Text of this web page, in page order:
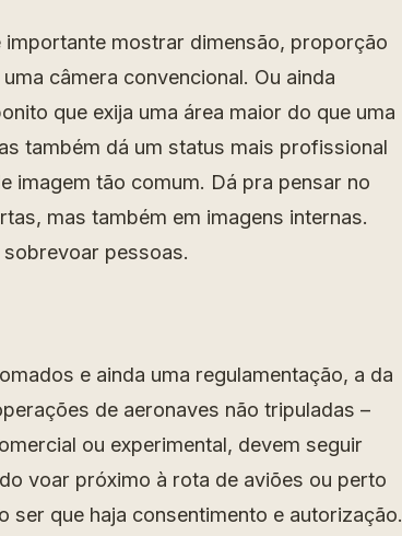
importante mostrar dimensão, proporção
câmera convencional. Ou ainda
que exija uma área maior do que uma
também dá um status mais profissional
imagem tão comum. Dá pra pensar no
mas também em imagens internas.
pessoas.
e ainda uma regulamentação, a da
de aeronaves não tripuladas –
ou experimental, devem seguir
voar próximo à rota de aviões ou perto
que haja consentimento e autorização.